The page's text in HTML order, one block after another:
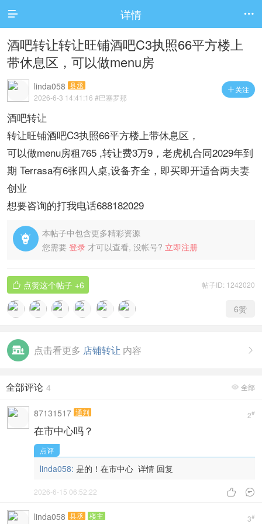
 详情 
酒吧转让转让旺铺酒吧C3执照66平方楼上
带休息区，可以做menu房
 关注
linda058 县丞
2026-6-3 14:41:16 #巴塞罗那
酒吧转让
转让旺铺酒吧C3执照66平方楼上带休息区，
可以做menu房租765 ,转让费3万9，老虎机合同2029年到
期 Terrasa有6张四人桌,设备齐全，即买即开适合两夫妻
创业
想要咨询的打我电话688182029

本帖子中包含更多精彩资源
您需要 登录 才可以查看, 没帐号? 立即注册
帖子ID: 1242020
 点赞这个帖子 +6
6赞

点击看更多 店铺转让 内容
 全部
全部评论 4
2#
87131517 通判
在市中心吗？
点评
linda058: 是的！在市中心 详情 回复
 
2026-6-15 06:52:22
3#
linda058 县丞 楼主